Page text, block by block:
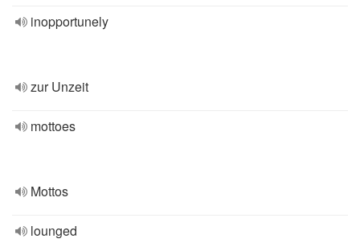
inopportunely
zur Unzeit
mottoes
Mottos
lounged